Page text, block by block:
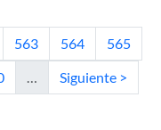
de diferentes fuentes
Página
563 Página
564 Página
565
… Siguiente página
Siguiente >